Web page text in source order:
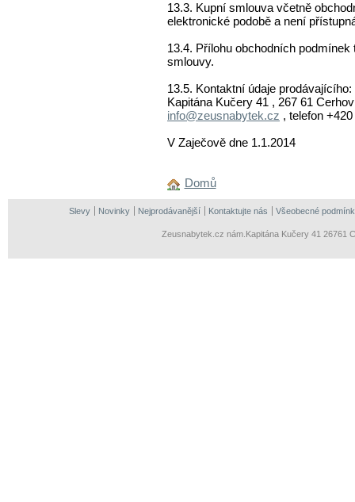
13.3. Kupní smlouva včetně
elektronické podobě a není
13.4. Přílohu obchodních
smlouvy.
13.5. Kontaktní údaje
Kapitána Kučery 41 , 267 61
info@zeusnabytek.cz , telefon
V Zaječově dne 1.1.2014
Domů
Slevy Novinky Nejprodávanější Kontaktujte nás Všeobecné
Zeusnabytek.cz nám.Kapitána Kučery 41 26761